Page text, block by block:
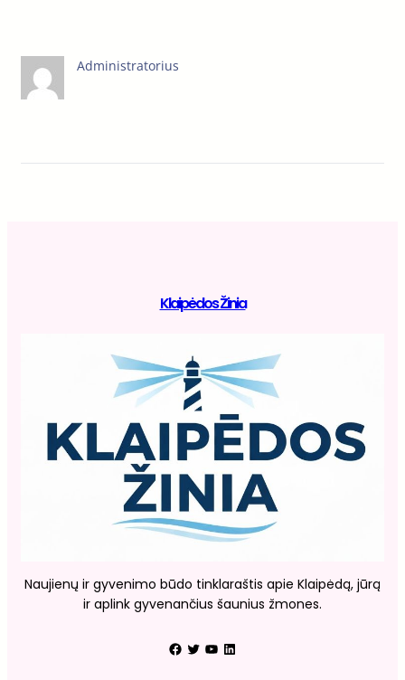
Administratorius
Klaipėdos Žinia
Naujienų ir gyvenimo būdo tinklaraštis apie Klaipėdą, jūrą
ir aplink gyvenančius šaunius žmones.
Facebook Twitter YouTube LinkedIn